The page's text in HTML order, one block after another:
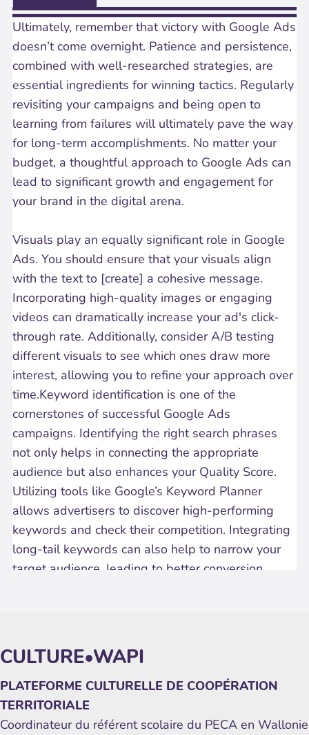
CULTURE•WAPI
PLATEFORME CULTURELLE DE COOPÉRATION
TERRITORIALE
Coordinateur du référent scolaire du PECA en Wallonie